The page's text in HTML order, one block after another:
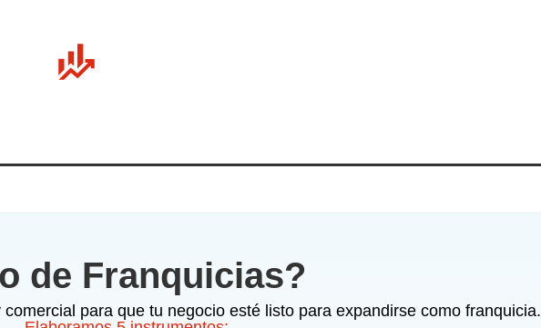
de Franquicias?
para que tu negocio esté listo para expandirse como franquicia.